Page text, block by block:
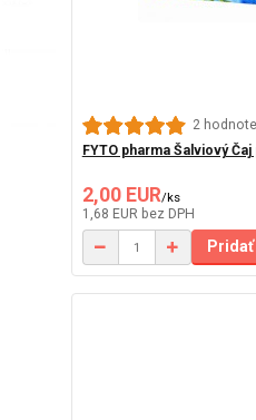
2
FYTO pharma Šalviový
2,00 EUR/ks
1,68 EUR bez DPH